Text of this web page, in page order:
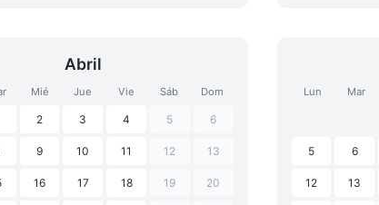
Abril
Mié Jue Vie Sáb Dom
2 3 4 5 6
9 10 11 12 13
16 17 18 19 20
Lun Mar
5 6
12 13